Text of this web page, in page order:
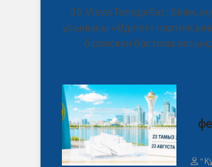
35 ViewsТеледебат: білім,
ұсынысы «Әділет»
бірлескен бастама